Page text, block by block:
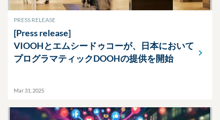
PRESS RELEASE
[Press release]
VIOOHとエムシードゥコーが、日本において
プログラマティックDOOHの提供を開始
Mar 31, 2025